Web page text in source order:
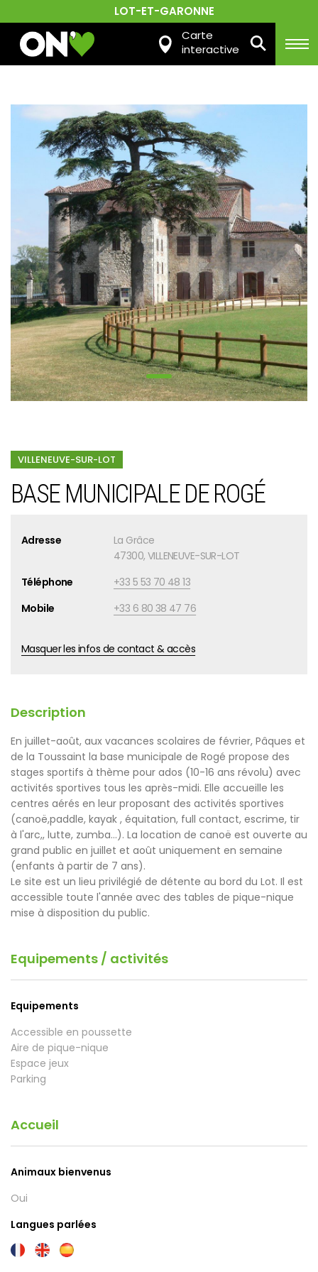
LOT-ET-GARONNE
Carte
interactive
VILLENEUVE-SUR-LOT
BASE MUNICIPALE DE ROGÉ
Adresse
La Grâce
47300, VILLENEUVE-SUR-LOT
Téléphone
+33 5 53 70 48 13
Mobile
+33 6 80 38 47 76
Masquer les infos de contact & accès
Description
En juillet-août, aux vacances scolaires de février, Pâques et
de la Toussaint la base municipale de Rogé propose des
stages sportifs à thème pour ados (10-16 ans révolu) avec
activités sportives tous les après-midi. Elle accueille les
centres aérés en leur proposant des activités sportives
(canoë,paddle, kayak , équitation, full contact, escrime, tir
à l'arc,, lutte, zumba...). La location de canoë est ouverte au
grand public en juillet et août uniquement en semaine
(enfants à partir de 7 ans).
Le site est un lieu privilégié de détente au bord du Lot. Il est
accessible toute l'année avec des tables de pique-nique
mise à disposition du public.
Equipements / activités
Equipements
Accessible en poussette
Aire de pique-nique
Espace jeux
Parking
Accueil
Animaux bienvenus
Oui
Langues parlées